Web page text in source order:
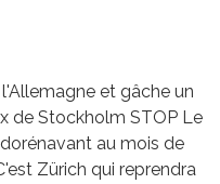
et gâche un
de Stockholm STOP Le
au mois de
Zürich qui reprendra